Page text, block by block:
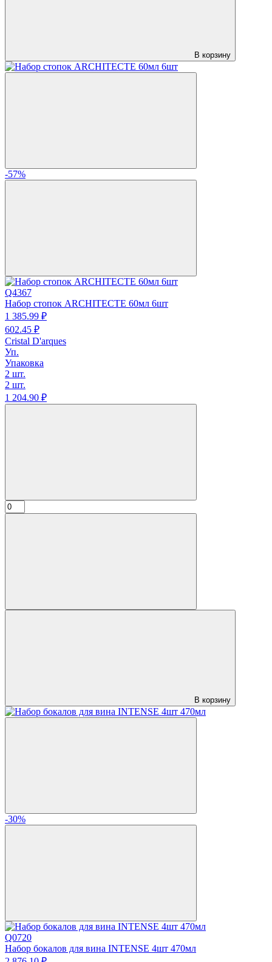
В корзину
-57%
Q4367
Набор стопок ARCHITECTE 60мл 6шт
1 385.99 ₽
602.45 ₽
Cristal D'arques
Уп.
Упаковка
2 шт.
2 шт.
1 204.90 ₽
В корзину
-30%
Q0720
Набор бокалов для вина INTENSE 4шт 470мл